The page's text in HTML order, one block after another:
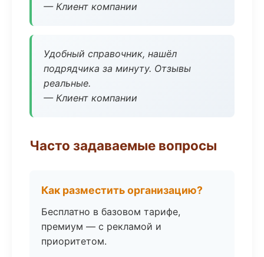
— Клиент компании
Удобный справочник, нашёл
подрядчика за минуту. Отзывы
реальные.
— Клиент компании
Часто задаваемые вопросы
Как разместить организацию?
Бесплатно в базовом тарифе,
премиум — с рекламой и
приоритетом.